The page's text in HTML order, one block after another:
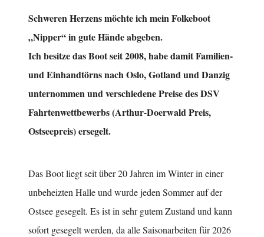
Schweren Herzens möchte ich mein Folkeboot
„Nipper“ in gute Hände abgeben.
Ich besitze das Boot seit 2008, habe damit Familien-
und Einhandtörns nach Oslo, Gotland und Danzig
unternommen und verschiedene Preise des DSV
Fahrtenwettbewerbs (Arthur-Doerwald Preis,
Ostseepreis) ersegelt.
Das Boot liegt seit über 20 Jahren im Winter in einer
unbeheizten Halle und wurde jeden Sommer auf der
Ostsee gesegelt. Es ist in sehr gutem Zustand und kann
sofort gesegelt werden, da alle Saisonarbeiten für 2026